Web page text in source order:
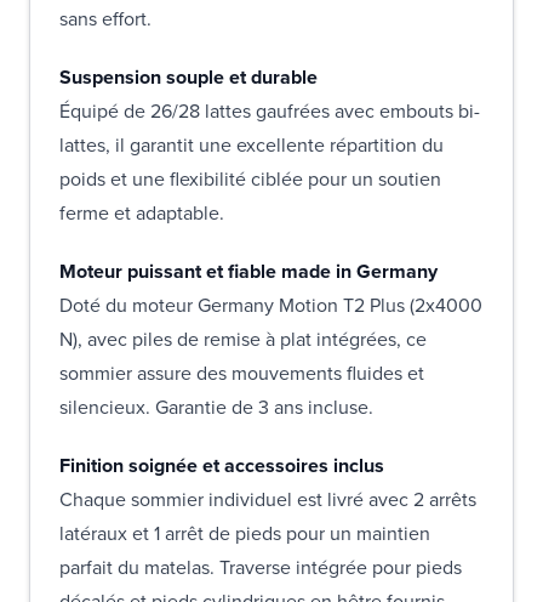
sans effort.
Suspension souple et durable
Équipé de 26/28 lattes gaufrées avec embouts bi-
lattes, il garantit une excellente répartition du
poids et une flexibilité ciblée pour un soutien
ferme et adaptable.
Moteur puissant et fiable made in Germany
Doté du moteur Germany Motion T2 Plus (2x4000
N), avec piles de remise à plat intégrées, ce
sommier assure des mouvements fluides et
silencieux. Garantie de 3 ans incluse.
Finition soignée et accessoires inclus
Chaque sommier individuel est livré avec 2 arrêts
latéraux et 1 arrêt de pieds pour un maintien
parfait du matelas. Traverse intégrée pour pieds